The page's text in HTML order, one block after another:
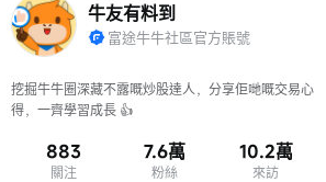
牛友有料到
富途牛牛社區官方賬號
挖掘牛牛圈深藏不露嘅炒股達人，分享佢哋嘅交易心
得，一齊學習成長 👍
883
關注
7.6萬
粉絲
10.2萬
來訪